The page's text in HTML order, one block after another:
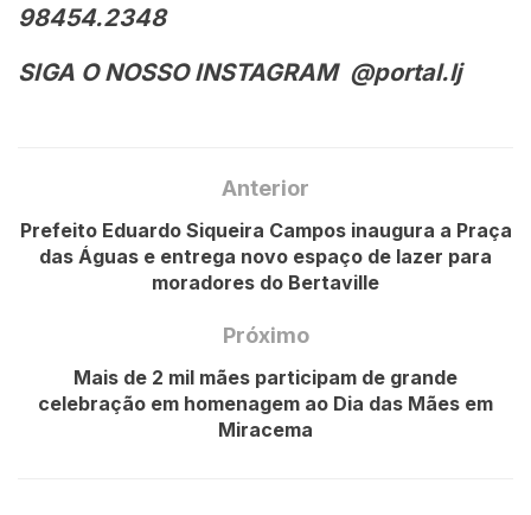
98454.2348
SIGA O NOSSO INSTAGRAM @portal.lj
Anterior
Prefeito Eduardo Siqueira Campos inaugura a Praça
das Águas e entrega novo espaço de lazer para
moradores do Bertaville
Próximo
Mais de 2 mil mães participam de grande
celebração em homenagem ao Dia das Mães em
Miracema